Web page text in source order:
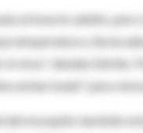
al insecto adulto,
temperatura y lluvia
el virus", detalla Gürtler.
para
del mosquito también